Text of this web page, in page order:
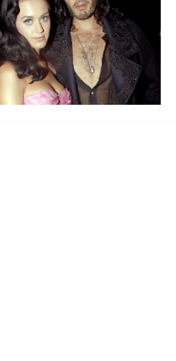
[ 5 august 2026 ]